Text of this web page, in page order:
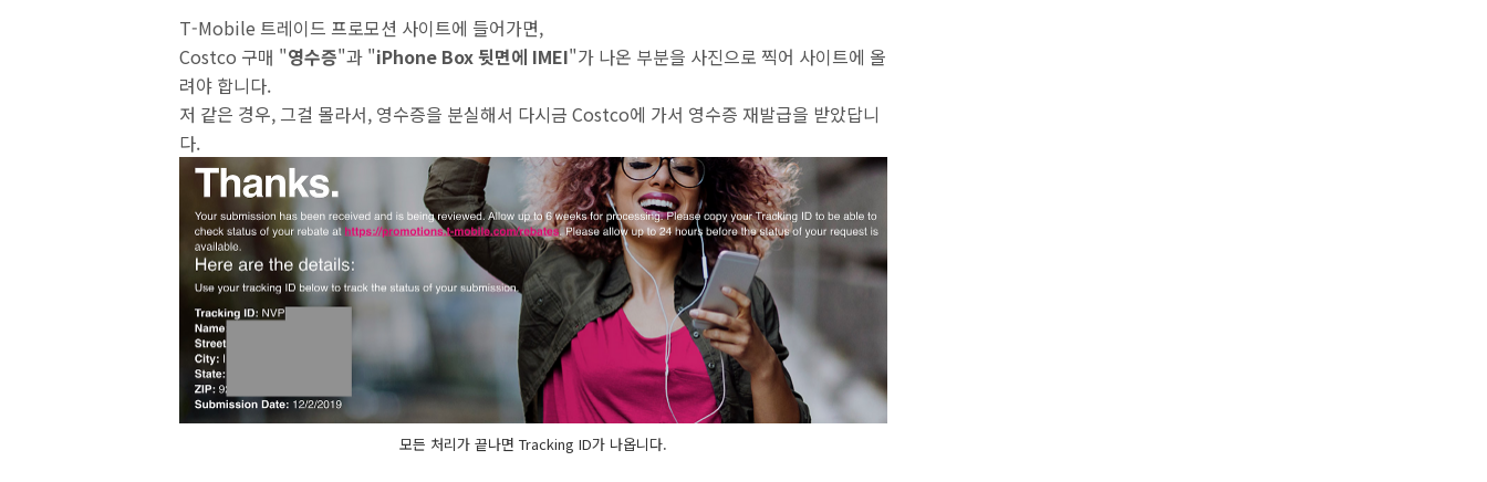
T-Mobile 트레이드 프로모션 사이트에 들어가면,
Costco 구매 "영수증"과 "iPhone Box 뒷면에 IMEI"가 나온 부분을 사진으로 찍어 사이트에 올
려야 합니다.
저 같은 경우, 그걸 몰라서, 영수증을 분실해서 다시금 Costco에 가서 영수증 재발급을 받았답니
다.
모든 처리가 끝나면 Tracking ID가 나옵니다.